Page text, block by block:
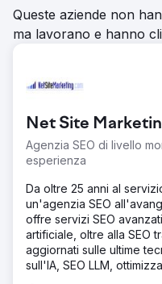
contenuti del sito ha
del settore, favorendo
Queste aziende non
ma lavorano e hanno
Net Site
Agenzia SEO di livello
esperienza
Da oltre 25 anni al
un'agenzia SEO
offre servizi SEO
artificiale, oltre alla SEO
aggiornati sulle ultime
sull'IA, SEO LLM,